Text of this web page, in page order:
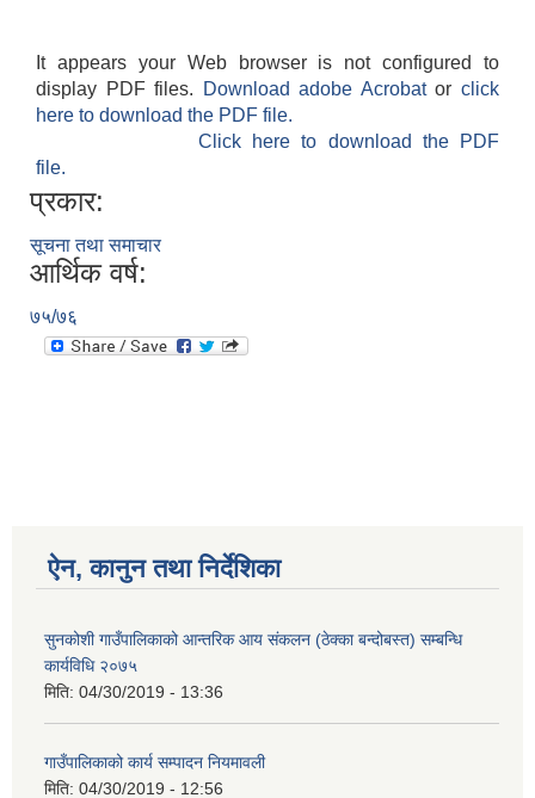
It appears your Web browser is not configured to
display PDF files.
Download adobe Acrobatorclick
here to download the PDF file.
Click here to download the PDF
file.
प्रकार:
सूचना तथा समाचार
आर्थिक वर्ष:
७५/७६
ऐन, कानुन तथा निर्देशिका
सुनकोशी गाउँपालिकाको आन्तरिक आय संकलन (ठेक्का बन्दोबस्त) सम्बन्धि
कार्यविधि २०७५
मिति: 04/30/2019 - 13:36
गाउँपालिकाको कार्य सम्पादन नियमावली
मिति: 04/30/2019 - 12:56